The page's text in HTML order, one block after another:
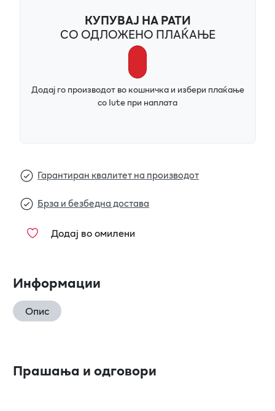
КУПУВАЈ НА РАТИ
СО ОДЛОЖЕНО ПЛАЌАЊЕ
Додај го производот во кошничка и избери плаќање
со Iute при наплата
Гарантиран квалитет на производот
Брза и безбедна достава
Додај во омилени
Информации
Опис
Прашања и одговори